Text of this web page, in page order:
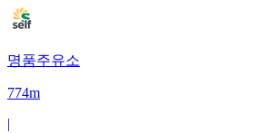
명품주유소
774m
|